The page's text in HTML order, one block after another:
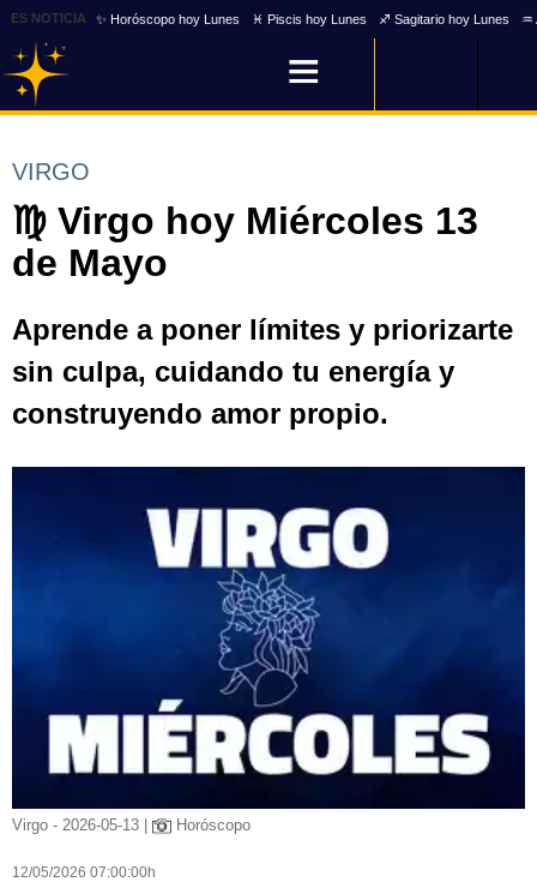
ES NOTICIA ✨ Horóscopo hoy Lunes ♓ Piscis hoy Lunes ♐ Sagitario hoy Lunes
VIRGO
♍ Virgo hoy Miércoles 13
de Mayo
Aprende a poner límites y priorizarte
sin culpa, cuidando tu energía y
construyendo amor propio.
Virgo - 2026-05-13 | Horóscopo
12/05/2026 07:00:00h